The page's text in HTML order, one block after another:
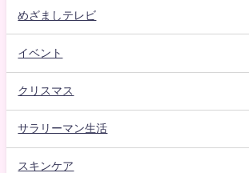
めざましテレビ
イベント
クリスマス
サラリーマン生活
スキンケア